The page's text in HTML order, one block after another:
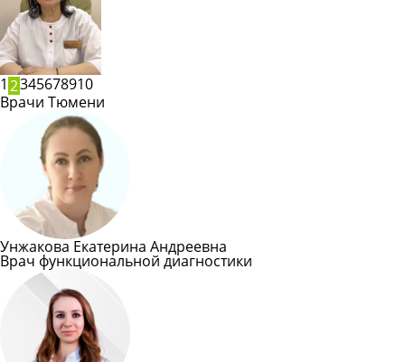
1 2345678910
Врачи Тюмени
Унжакова Екатерина Андреевна
Врач функциональной диагностики